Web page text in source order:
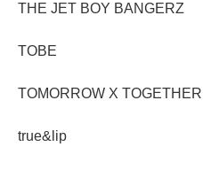
THE JET BOY BANGERZ
TOBE
TOMORROW X TOGETHER
true&lip